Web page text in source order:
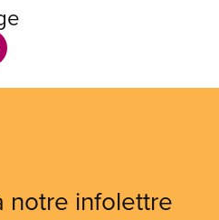
notre infolettre